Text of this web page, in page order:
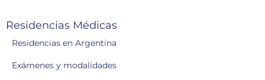
Residencias Médicas
Residencias en Argentina
Exámenes y modalidades